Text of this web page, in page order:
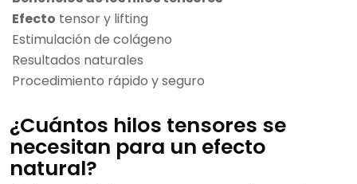
Efecto tensor y lifting
Estimulación de colágeno
Resultados naturales
Procedimiento rápido y seguro
¿Cuántos hilos tensores se
necesitan para un efecto
natural?